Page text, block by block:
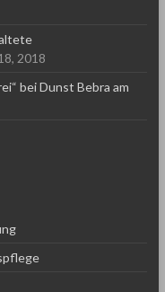
2018
bei Dunst Bebra am